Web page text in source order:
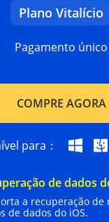
Plano Vitalício
Pagamento único
COMPRE AGORA
para：
de dados
a recuperação de
de dados do iOS.